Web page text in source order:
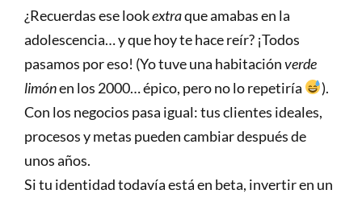
¿Recuerdas ese lookextraque amabas en la
adolescencia… y que hoy te hace reír? ¡Todos
pasamos por eso! (Yo tuve una habitaciónverde
limónen los 2000… épico, pero no lo repetiría
).
Con los negocios pasa igual: tus clientes ideales,
procesos y metas pueden cambiar después de
unos años.
Si tu identidad todavía está en beta, invertir en un